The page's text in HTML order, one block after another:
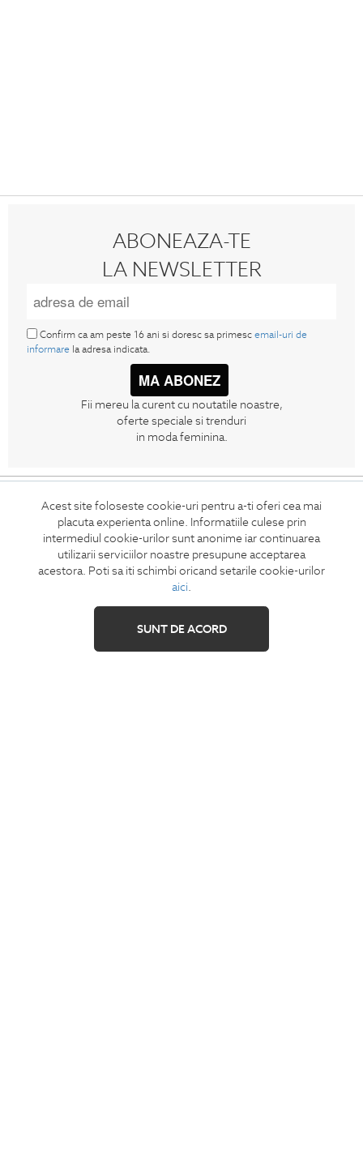
Acest site foloseste cookie-uri pentru a-ti oferi cea mai
placuta experienta online. Informatiile culese prin
intermediul cookie-urilor sunt anonime iar continuarea
utilizarii serviciilor noastre presupune acceptarea
acestora. Poti sa iti schimbi oricand setarile cookie-urilor
aici.
SUNT DE ACORD
ABONEAZA-TE
LA NEWSLETTER
Confirm ca am peste 16 ani si doresc sa primesc email-uri de
informare la adresa indicata.
MA ABONEZ
Fii mereu la curent cu noutatile noastre,
oferte speciale si trenduri
in moda feminina.
Termeni si conditii
Retur
Securitatea datelor
Feedback site
ANPC
SOL